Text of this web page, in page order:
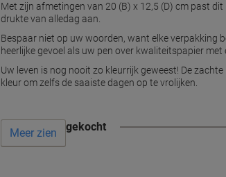
Met zijn afmetingen van 20 (B) x 12,5 (D) cm past
drukte van alledag aan.
Bespaar niet op uw woorden, want elke verpakking
heerlijke gevoel als uw pen over kwaliteitspapier met
Uw leven is nog nooit zo kleurrijk geweest! De
kleur om zelfs de saaiste dagen op te vrolijken.
Vaak samen gekocht
Meer zien